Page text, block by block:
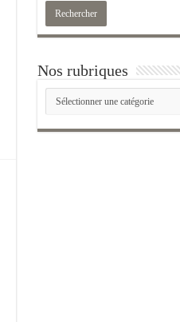
Nos rubriques
Nos
rubriques